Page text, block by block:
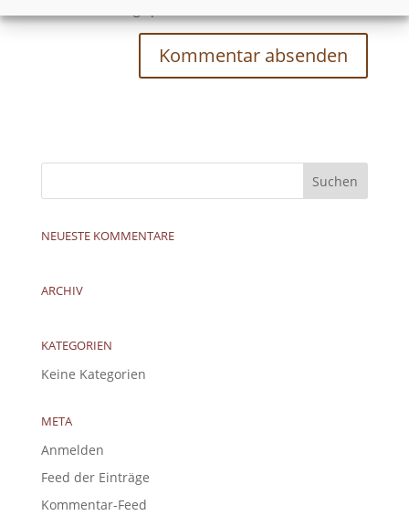
NEUESTE KOMMENTARE
ARCHIV
KATEGORIEN
Keine Kategorien
META
Anmelden
Feed der Einträge
Kommentar-Feed